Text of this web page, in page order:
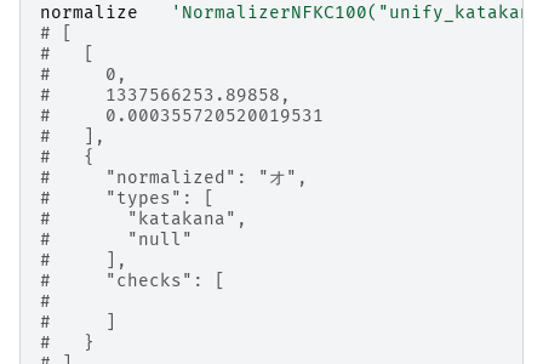
normalize
# [
#   [
#     0,
#     1337566253.89858,
#     0.000355720520019531
#   ],
#   {
#     "normalized": "オ",
#     "types": [
#       "katakana",
#       "null"
#     ],
#     "checks": [
#
#     ]
#   }